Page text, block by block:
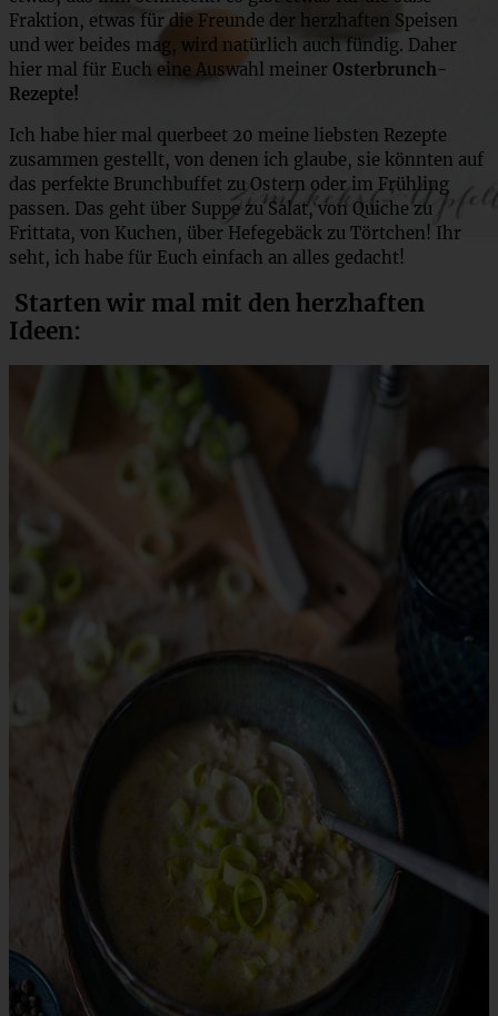
Fraktion, etwas für die Freunde der herzhaften Speisen
und wer beides mag, wird natürlich auch fündig. Daher
hier mal für Euch eine Auswahl meiner Osterbrunch-
Rezepte!
Ich habe hier mal querbeet 20 meine liebsten Rezepte
zusammen gestellt, von denen ich glaube, sie könnten auf
das perfekte Brunchbuffet zu Ostern oder im Frühling
passen. Das geht über Suppe zu Salat, von Quiche zu
Frittata, von Kuchen, über Hefegebäck zu Törtchen! Ihr
seht, ich habe für Euch einfach an alles gedacht!
Starten wir mal mit den herzhaften
Ideen: